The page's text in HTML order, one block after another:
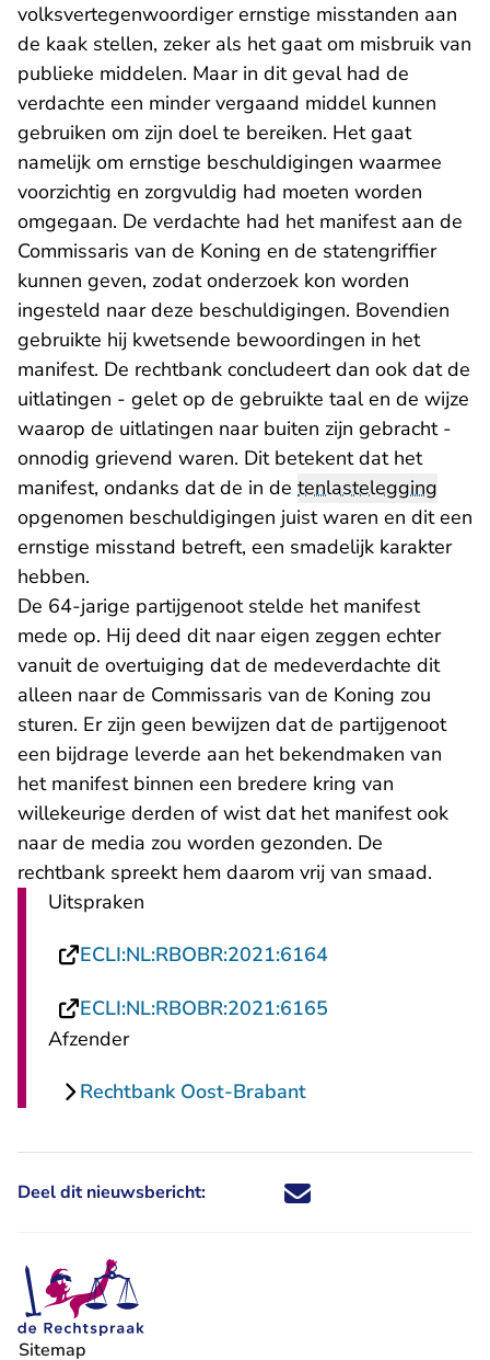
volksvertegenwoordiger ernstige misstanden aan
de kaak stellen, zeker als het gaat om misbruik van
publieke middelen. Maar in dit geval had de
verdachte een minder vergaand middel kunnen
gebruiken om zijn doel te bereiken. Het gaat
namelijk om ernstige beschuldigingen waarmee
voorzichtig en zorgvuldig had moeten worden
omgegaan. De verdachte had het manifest aan de
Commissaris van de Koning en de statengriffier
kunnen geven, zodat onderzoek kon worden
ingesteld naar deze beschuldigingen. Bovendien
gebruikte hij kwetsende bewoordingen in het
manifest. De rechtbank concludeert dan ook dat de
uitlatingen - gelet op de gebruikte taal en de wijze
waarop de uitlatingen naar buiten zijn gebracht -
onnodig grievend waren. Dit betekent dat het
manifest, ondanks dat de in de tenlastelegging
opgenomen beschuldigingen juist waren en dit een
ernstige misstand betreft, een smadelijk karakter
hebben.
De 64-jarige partijgenoot stelde het manifest
mede op. Hij deed dit naar eigen zeggen echter
vanuit de overtuiging dat de medeverdachte dit
alleen naar de Commissaris van de Koning zou
sturen. Er zijn geen bewijzen dat de partijgenoot
een bijdrage leverde aan het bekendmaken van
het manifest binnen een bredere kring van
willekeurige derden of wist dat het manifest ook
naar de media zou worden gezonden. De
rechtbank spreekt hem daarom vrij van smaad.
Uitspraken
ECLI:NL:RBOBR:2021:6164- U verlaat
ECLI:NL:RBOBR:2021:6165
Afzender
Rechtbank Oost-Brabant
Deel dit nieuwsbericht: Deel dit nieuwsbericht via X -
Deel dit nieuwsbericht via
Deel dit nieuwsbericht
Deel dit
Sitemap